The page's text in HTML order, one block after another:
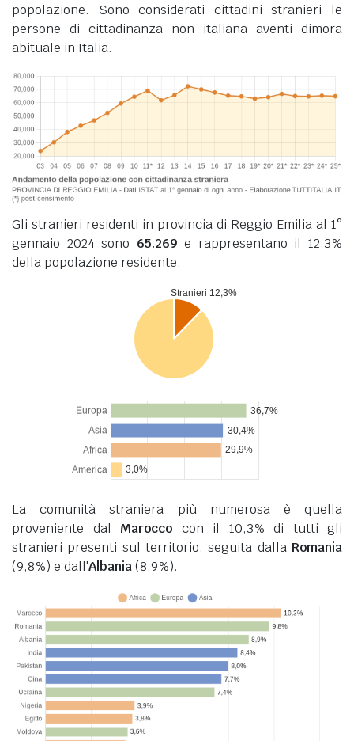
popolazione. Sono considerati cittadini stranieri le
persone di cittadinanza non italiana aventi dimora
abituale in Italia.
Gli stranieri residenti in provincia di Reggio Emilia al 1°
gennaio 2024 sono 65.269 e rappresentano il 12,3%
della popolazione residente.
La comunità straniera più numerosa è quella
proveniente dal Marocco con il 10,3% di tutti gli
stranieri presenti sul territorio, seguita dalla Romania
(9,8%) e dall'Albania(8,9%).